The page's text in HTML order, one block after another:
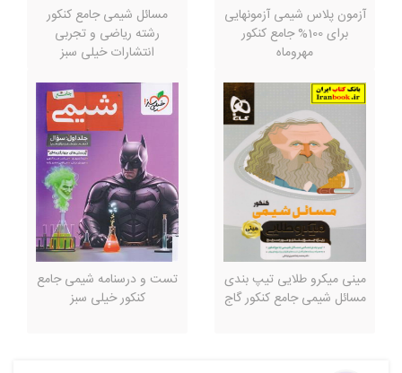
آزمون پلاس شیمی آزمونهایی
برای 100% جامع کنکور
مهروماه
مسائل شیمی جامع کنکور
رشته ریاضی و تجربی
انتشارات خیلی سبز
مینی میکرو طلایی تیپ بندی
مسائل شیمی جامع کنکور گاج
تست و درسنامه شیمی جامع
کنکور خیلی سبز